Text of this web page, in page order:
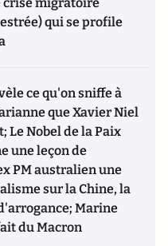
qui se profile
ce qu'on sniffe à
que Xavier Niel
Le Nobel de la Paix
une leçon de
PM australien une
sur la Chine, la
Marine
du Macron